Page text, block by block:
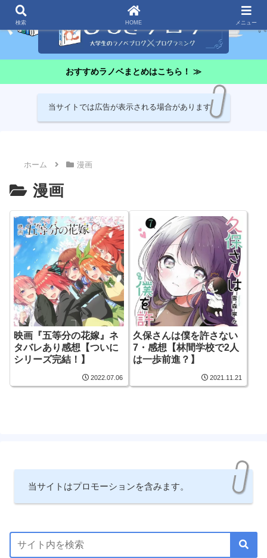
おすすめラノベまとめはこちら！ ≫
当サイトでは広告が表示される場合があります
ホーム 漫画
漫画
映画『五等分の花嫁』ネ
タバレあり感想【ついに
シリーズ完結！】
2022.07.06
久保さんは僕を許さない
7・感想【林間学校で2人
は一歩前進？】
2021.11.21
当サイトはプロモーションを含みます。
検索 HOME メニュー